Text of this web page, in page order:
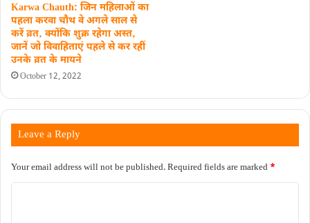
Karwa Chauth: जिन महिलाओं का
पहला करवा चौथ वे अगले साल से
करें व्रत‚ क्योंकि शुक्र रहेगा अस्त‚
जानें जो विवाहिताएं पहले से कर रहीं
उनके व्रत के मायने
October 12, 2022
Leave a Reply
Your email address will not be published.Required fields are marked *